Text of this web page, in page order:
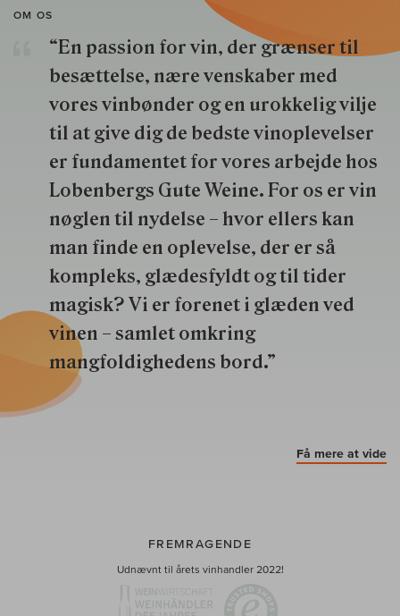
OM OS
“En passion for vin, der grænser til
besættelse, nære venskaber med
vores vinbønder og en urokkelig vilje
til at give dig de bedste vinoplevelser
er fundamentet for vores arbejde hos
Lobenbergs Gute Weine. For os er vin
nøglen til nydelse – hvor ellers kan
man finde en oplevelse, der er så
kompleks, glædesfyldt og til tider
magisk? Vi er forenet i glæden ved
vinen – samlet omkring
mangfoldighedens bord.”
Få mere at vide
FREMRAGENDE
Udnævnt til årets vinhandler 2022!